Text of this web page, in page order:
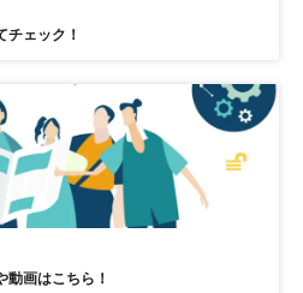
チェック！
動画はこちら！